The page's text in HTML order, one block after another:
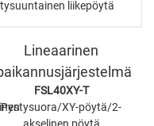
Lineaarinen
FSL40XY-T
Pystysuora/XY-pöytä/2-
akselinen pöytä